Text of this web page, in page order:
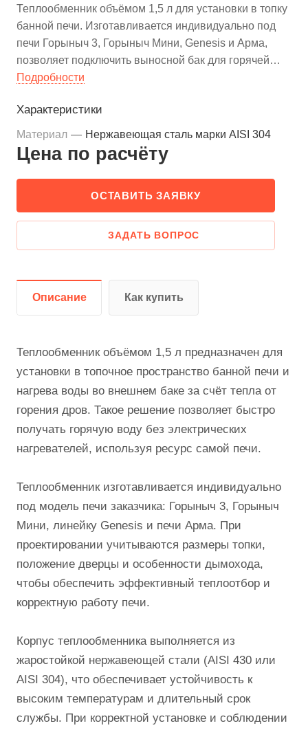
Теплообменник объёмом 1,5 л для установки в топку
банной печи. Изготавливается индивидуально под
печи Горыныч 3, Горыныч Мини, Genesis и Арма,
позволяет подключить выносной бак для горячей
воды.
Подробности
Характеристики
Материал — Нержавеющая сталь марки AISI 304
Цена по расчёту
ОСТАВИТЬ ЗАЯВКУ
ЗАДАТЬ ВОПРОС
Описание Как купить
Теплообменник объёмом 1,5 л предназначен для
установки в топочное пространство банной печи и
нагрева воды во внешнем баке за счёт тепла от
горения дров. Такое решение позволяет быстро
получать горячую воду без электрических
нагревателей, используя ресурс самой печи.
Теплообменник изготавливается индивидуально
под модель печи заказчика: Горыныч 3, Горыныч
Мини, линейку Genesis и печи Арма. При
проектировании учитываются размеры топки,
положение дверцы и особенности дымохода,
чтобы обеспечить эффективный теплоотбор и
корректную работу печи.
Корпус теплообменника выполняется из
жаростойкой нержавеющей стали (AISI 430 или
AISI 304), что обеспечивает устойчивость к
высоким температурам и длительный срок
службы. При корректной установке и соблюдении